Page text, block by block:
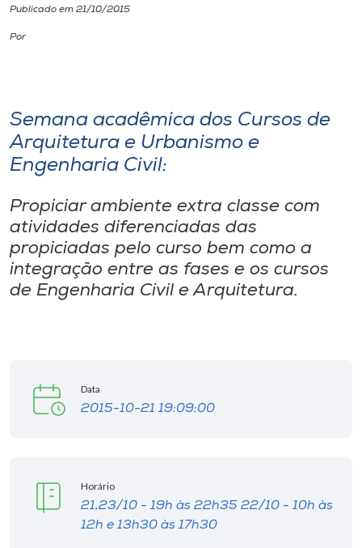
Diplomados
Biblioteca
Editora
Rádio
Museu
Publicado em 21/10/2015
Por
Semana acadêmica dos Cursos de
Arquitetura e Urbanismo e
Engenharia Civil:
Propiciar ambiente extra classe com
atividades diferenciadas das
propiciadas pelo curso bem como a
integração entre as fases e os cursos
de Engenharia Civil e Arquitetura.
Data
2015-10-21 19:09:00
Horário
21,23/10 - 19h às 22h35 22/10 - 10h às
12h e 13h30 às 17h30